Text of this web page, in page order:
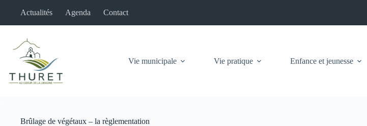
Actualités Agenda Contact
Vie municipale Vie pratique Enfance et jeunesse
Brûlage de végétaux – la règlementation